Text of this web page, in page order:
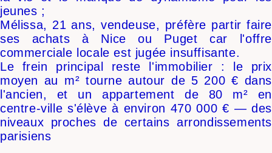
jeunes ;
Mélissa, 21 ans, vendeuse, préfère partir faire
ses achats à Nice ou Puget car l'offre
commerciale locale est jugée insuffisante.
Le frein principal reste l'immobilier : le prix
moyen au m² tourne autour de 5 200 € dans
l'ancien, et un appartement de 80 m² en
centre-ville s'élève à environ 470 000 € — des
niveaux proches de certains arrondissements
parisiens